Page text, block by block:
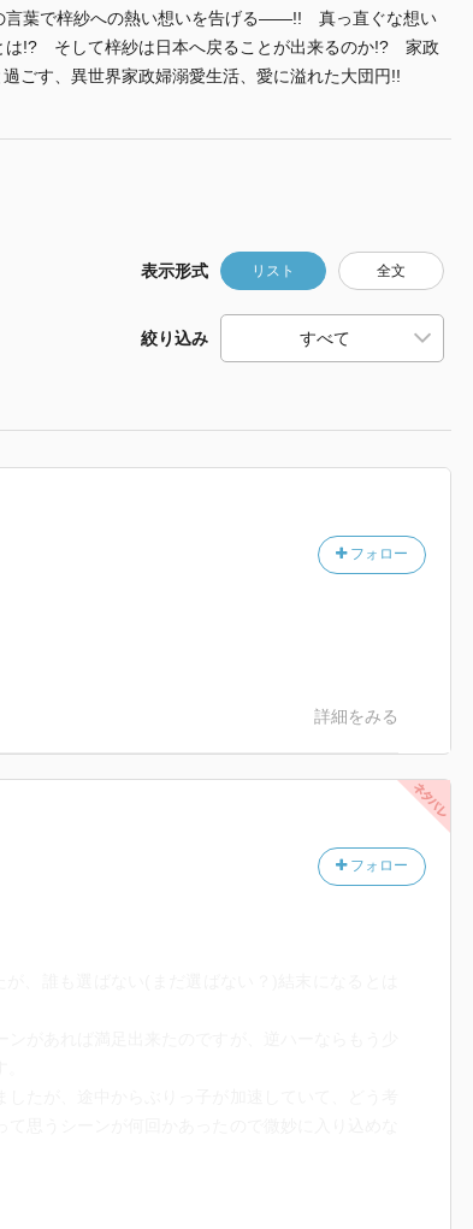
言葉で梓紗への熱い想いを告げる――!! 真っ直ぐな想い
は!? そして梓紗は日本へ戻ることが出来るのか!? 家政
ごす、異世界家政婦溺愛生活、愛に溢れた大団円!!
表示形式 リスト 全文
絞り込み
フォロー
詳細をみる
フォロー